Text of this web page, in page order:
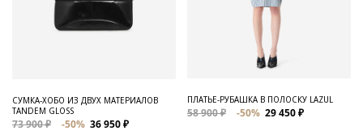
СУМКА-ХОБО ИЗ ДВУХ МАТЕРИАЛОВ
TANDEM GLOSS
73 900 ₽ -50% 36 950 ₽
ПЛАТЬЕ-РУБАШКА В ПОЛОСКУ LAZUL
58 900 ₽ -50% 29 450 ₽